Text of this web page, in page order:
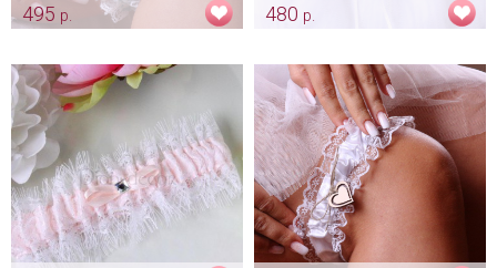
495 р.
480 р.
Арт: podv_0115 белая